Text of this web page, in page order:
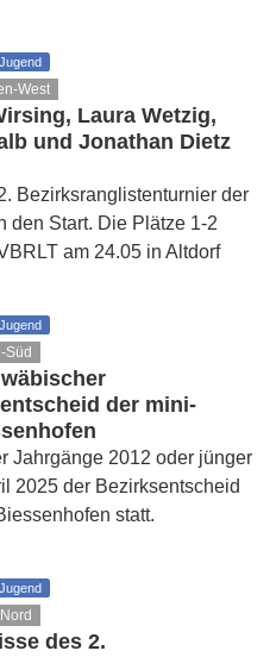
West
Laura Wetzig,
und Jonathan Dietz
Bezirksranglistenturnier der
den Start. Die Plätze 1-2
am 24.05 in Altdorf
Süd
der mini-
Jahrgänge 2012 oder jünger
2025 der Bezirksentscheid
statt.
des 2.